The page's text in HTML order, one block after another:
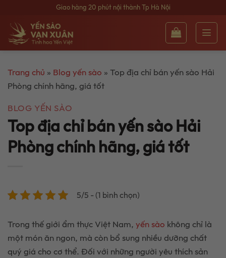
nội
dung
Giao hàng 20 phút nội thành Tp Hà Nội
Trang chủ » Blog yến sào » Top địa chỉ bán yến sào Hải
Phòng chính hãng, giá tốt
BLOG YẾN SÀO
Top địa chỉ bán yến sào Hải
Phòng chính hãng, giá tốt
5/5 - (1 bình chọn)
Trong thế giới ẩm thực Việt Nam, yến sào không chỉ là
một món ăn ngon, mà còn bổ sung nhiều dưỡng chất
quý giá cho cơ thể. Đối với những người yêu thích sản